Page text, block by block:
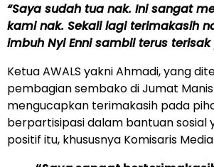
“Saya sudah tua nak. Ini sangat
kami nak. Sekali lagi terimakasih
imbuh Nyi Enni sambil terus terisak
Ketua AWALS yakni Ahmadi, yang
pembagian sembako di Jumat
mengucapkan terimakasih pada
berpartisipasi dalam bantuan sosial
positif itu, khususnya Komisaris